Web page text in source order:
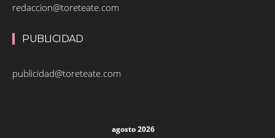
redaccion@toreteate.com
PUBLICIDAD
publicidad@toreteate.com
agosto 2026